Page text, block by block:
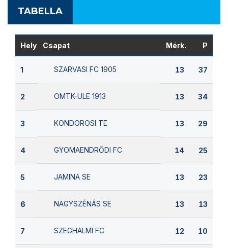
TABELLA
Hely Csapat Mérk. P
1 SZARVASI FC 1905 13 37
2 OMTK-ULE 1913 13 34
3 KONDOROSI TE 13 29
4 GYOMAENDRŐDI FC 14 25
5 JAMINA SE 13 23
6 NAGYSZÉNÁS SE 13 13
7 SZEGHALMI FC 12 10